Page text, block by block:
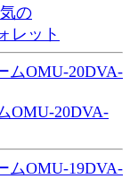
の
レット
OMU-20DVA-